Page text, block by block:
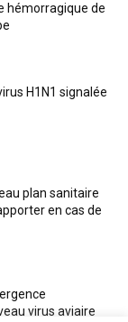
hémorragique de
H1N1 signalée
plan sanitaire
en cas de
virus aviaire